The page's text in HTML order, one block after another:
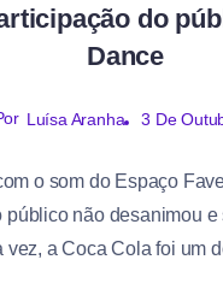
do
Dance
Luísa Aranha 3 De
o som do Espaço
público não desanimou e
vez, a Coca Cola foi um